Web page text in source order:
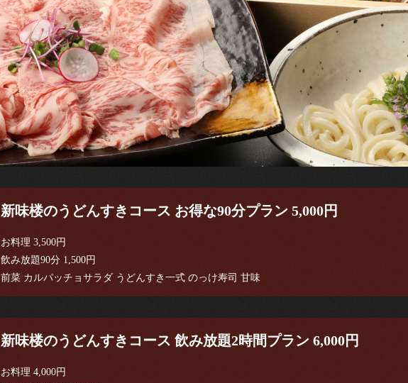
新味楼のうどんすきコース お得な90分プラン 5,000円
お料理 3,500円
飲み放題90分 1,500円
前菜 カルパッチョサラダ うどんすき一式 のっけ寿司 甘味
新味楼のうどんすきコース 飲み放題2時間プラン 6,000円
お料理 4,000円